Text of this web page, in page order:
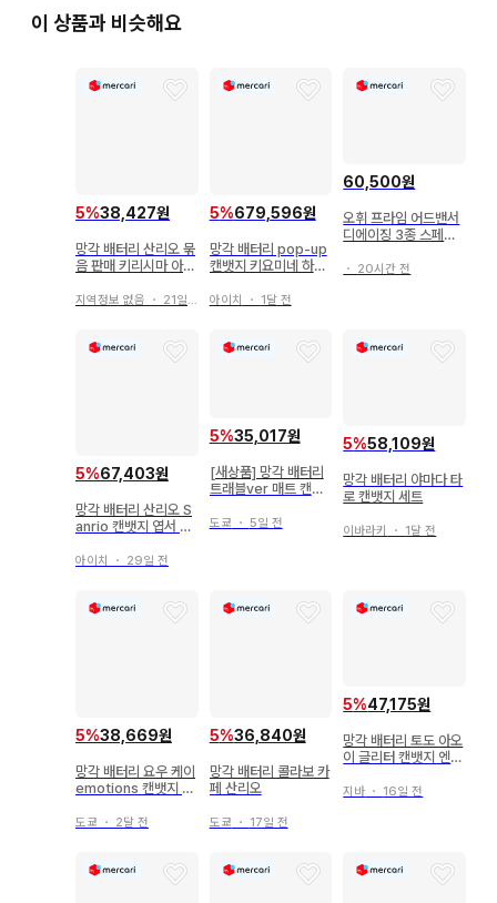
이 상품과 비슷해요
5%38,427원
망각 배터리 산리오 묶
음 판매 키리시마 아키
지역정보 없음 ・ 21일 전
5%679,596원
망각 배터리 pop-up
캔뱃지 키요미네 하루
아이치 ・ 1달 전
60,500원
오휘 프라임 어드밴서
디에이징 3종 스페셜
・ 20시간 전
5%67,403원
망각 배터리 산리오 S
anrio 캔뱃지 엽서 요
아이치 ・ 29일 전
5%35,017원
[새상품] 망각 배터리
트래블ver 매트 캔뱃
요우 케이
도쿄 ・ 5일 전
5%58,109원
망각 배터리 야마다 타
로 캔뱃지 세트
이바라키 ・ 1달 전
5%38,669원
망각 배터리 요우 케이
emotions 캔뱃지 4
도쿄 ・ 2달 전
5%36,840원
망각 배터리 콜라보 카
페 산리오
도쿄 ・ 17일 전
5%47,175원
망각 배터리 토도 아오
이 글리터 캔뱃지 엔스
지바 ・ 16일 전